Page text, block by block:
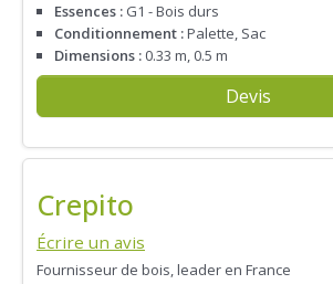
Essences : G1 - Bois durs
Conditionnement :Palette, Sac
Dimensions : 0.33 m, 0.5 m
Devis
Crepito
Écrire un avis
Fournisseur de bois, leader en France